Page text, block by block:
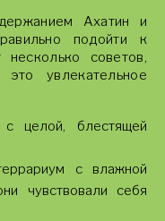
Ахатин и
подойти к
советов,
увлекательное
целой, блестящей
с влажной
чувствовали себя